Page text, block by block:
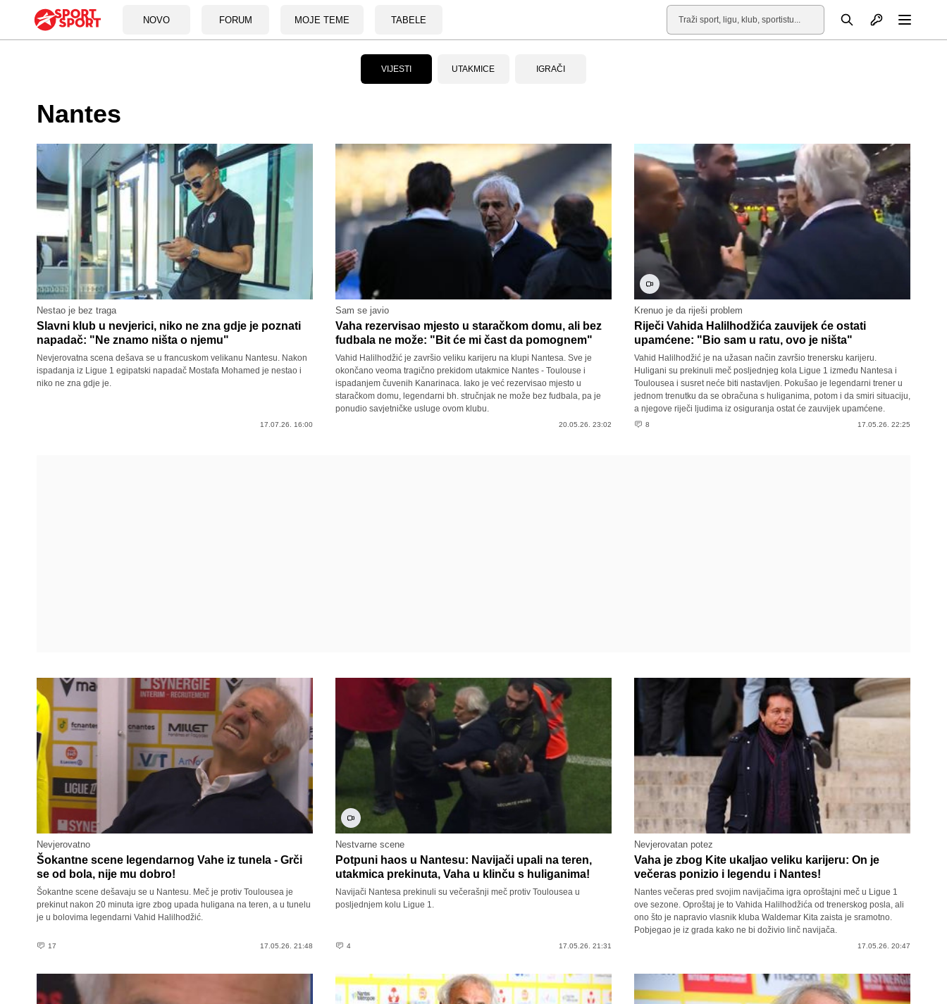
NOVO FORUM MOJE TEME TABELE
Pretraga Otvori profil
VIJESTI UTAKMICE IGRAČI
Nantes
Nestao je bez traga
Slavni klub u nevjerici, niko ne zna gdje je poznati
napadač: "Ne znamo ništa o njemu"
Nevjerovatna scena dešava se u francuskom velikanu Nantesu. Nakon
ispadanja iz Ligue 1 egipatski napadač Mostafa Mohamed je nestao i
niko ne zna gdje je.
17.07.26. 16:00
Sam se javio
Vaha rezervisao mjesto u staračkom domu, ali bez
fudbala ne može: "Bit će mi čast da pomognem"
Vahid Halilhodžić je završio veliku karijeru na klupi Nantesa. Sve je
okončano veoma tragično prekidom utakmice Nantes - Toulouse i
ispadanjem čuvenih Kanarinaca. Iako je već rezervisao mjesto u
staračkom domu, legendarni bh. stručnjak ne može bez fudbala, pa je
ponudio savjetničke usluge ovom klubu.
20.05.26. 23:02
Krenuo je da riješi problem
Riječi Vahida Halilhodžića zauvijek će ostati
upamćene: "Bio sam u ratu, ovo je ništa"
Vahid Halilhodžić je na užasan način završio trenersku karijeru.
Huligani su prekinuli meč posljednjeg kola Ligue 1 između Nantesa i
Toulousea i susret neće biti nastavljen. Pokušao je legendarni trener u
jednom trenutku da se obračuna s huliganima, potom i da smiri situaciju,
a njegove riječi ljudima iz osiguranja ostat će zauvijek upamćene.
8 17.05.26. 22:25
Nevjerovatno
Šokantne scene legendarnog Vahe iz tunela - Grči
se od bola, nije mu dobro!
Šokantne scene dešavaju se u Nantesu. Meč je protiv Toulousea je
prekinut nakon 20 minuta igre zbog upada huligana na teren, a u tunelu
je u bolovima legendarni Vahid Halilhodžić.
17 17.05.26. 21:48
Nestvarne scene
Potpuni haos u Nantesu: Navijači upali na teren,
utakmica prekinuta, Vaha u klinču s huliganima!
Navijači Nantesa prekinuli su večerašnji meč protiv Toulousea u
posljednjem kolu Ligue 1.
4 17.05.26. 21:31
Nevjerovatan potez
Vaha je zbog Kite ukaljao veliku karijeru: On je
večeras ponizio i legendu i Nantes!
Nantes večeras pred svojim navijačima igra oproštajni meč u Ligue 1
ove sezone. Oproštaj je to Vahida Halilhodžića od trenerskog posla, ali
ono što je napravio vlasnik kluba Waldemar Kita zaista je sramotno.
Pobjegao je iz grada kako ne bi doživio linč navijača.
17.05.26. 20:47